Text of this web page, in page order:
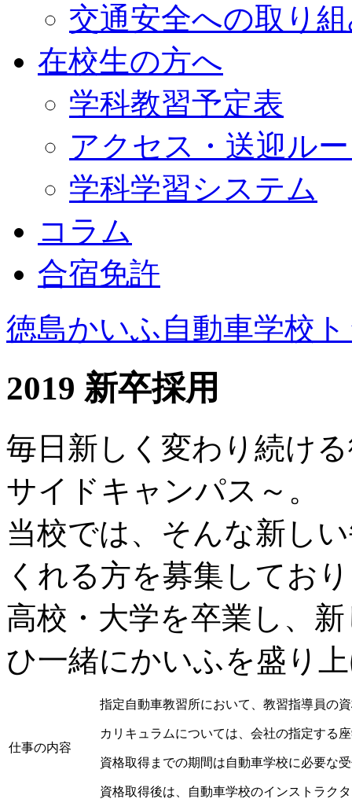
交通安全への取り
在校生の方へ
学科教習予定表
アクセス・送迎ル
学科学習システム
コラム
合宿免許
徳島かいふ自動車学校
2019 新卒採用
毎日新しく変わり続け
サイドキャンパス～。
当校では、そんな新し
くれる方を募集してお
高校・大学を卒業し、
ひ一緒にかいふを盛り
仕事の内容
指定自動車教習所において、教習指導員の
カリキュラムについては、会社の指定する
資格取得までの期間は自動車学校に必要な
資格取得後は、自動車学校のインストラク